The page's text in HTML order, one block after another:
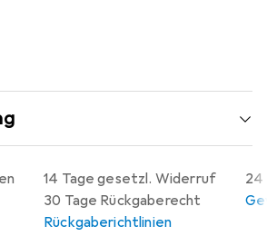
14 Tage gesetzl. Widerruf
30 Tage Rückgaberecht
Rückgaberichtlinien
24